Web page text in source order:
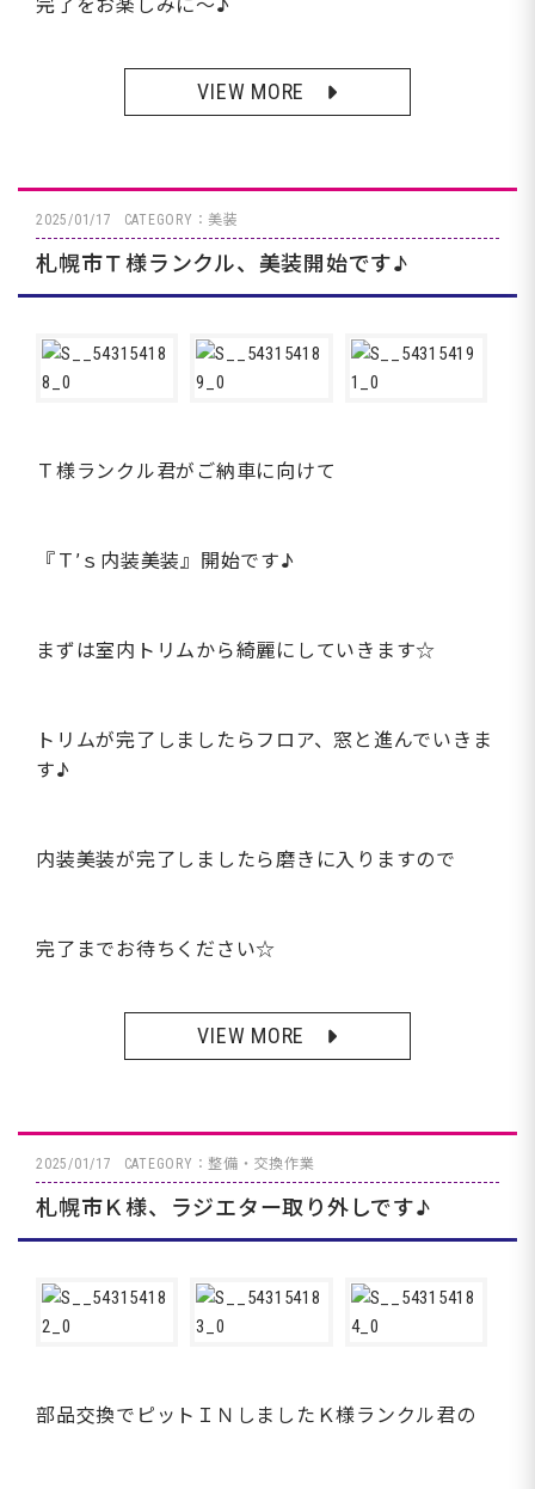
完了をお楽しみに～♪
VIEW MORE
2025/01/17 CATEGORY：美装
札幌市Ｔ様ランクル、美装開始です♪
Ｔ様ランクル君がご納車に向けて
『Ｔ’ｓ内装美装』開始です♪
まずは室内トリムから綺麗にしていきます☆
トリムが完了しましたらフロア、窓と進んでいきま
す♪
内装美装が完了しましたら磨きに入りますので
完了までお待ちください☆
VIEW MORE
2025/01/17 CATEGORY：整備・交換作業
札幌市Ｋ様、ラジエター取り外しです♪
部品交換でピットＩＮしましたＫ様ランクル君の